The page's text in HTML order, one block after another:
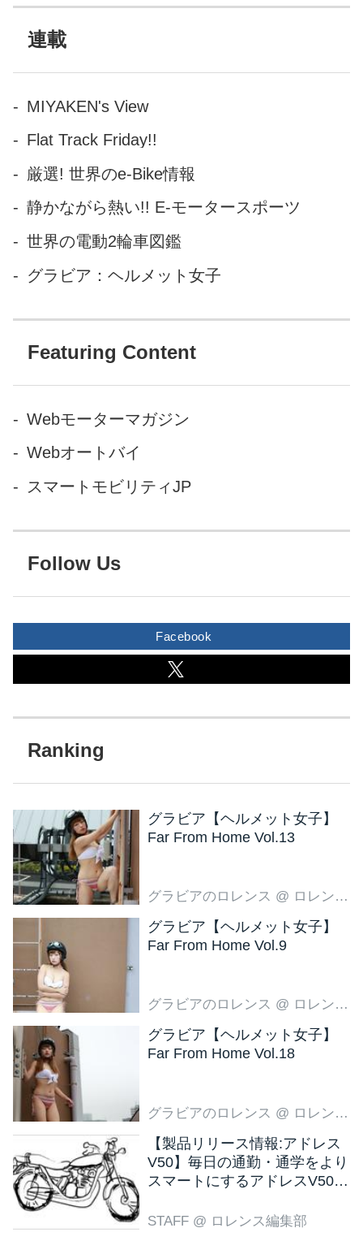
ヤカ！
連載
MIYAKEN's View
Flat Track Friday!!
厳選! 世界のe-Bike情報
静かながら熱い!! E-モータースポーツ
世界の電動2輪車図鑑
グラビア：ヘルメット女子
Featuring Content
Webモーターマガジン
Webオートバイ
スマートモビリティJP
Follow Us
Facebook
グラビア【ヘルメット女子】
Far From Home Vol.13
グラビアのロレンス @ ロレンス編集部
グラビア【ヘルメット女子】
Far From Home Vol.9
グラビアのロレンス @ ロレンス編集部
グラビア【ヘルメット女子】
Far From Home Vol.18
グラビアのロレンス @ ロレンス編集部
【製品リリース情報:アドレス
V50】毎日の通勤・通学をより
スマートにするアドレスV50
STAFF @ ロレンス編集部